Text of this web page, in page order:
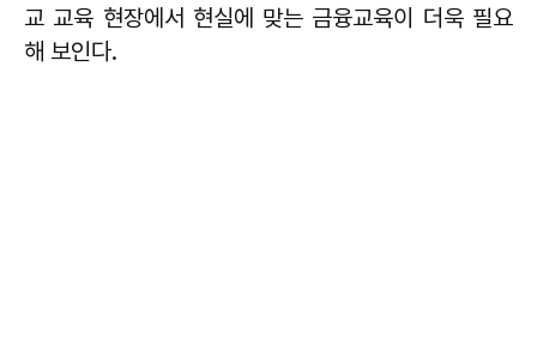
교 교육 현장에서 현실에 맞는 금융교육이 더욱 필요
해 보인다.